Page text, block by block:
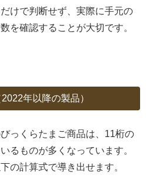
けで判断せず、実際に手元の
を確認することが大切です。
年以降の製品）
っくらたまご商品は、11桁の
るものが多くなっています。
の計算式で導き出せます。